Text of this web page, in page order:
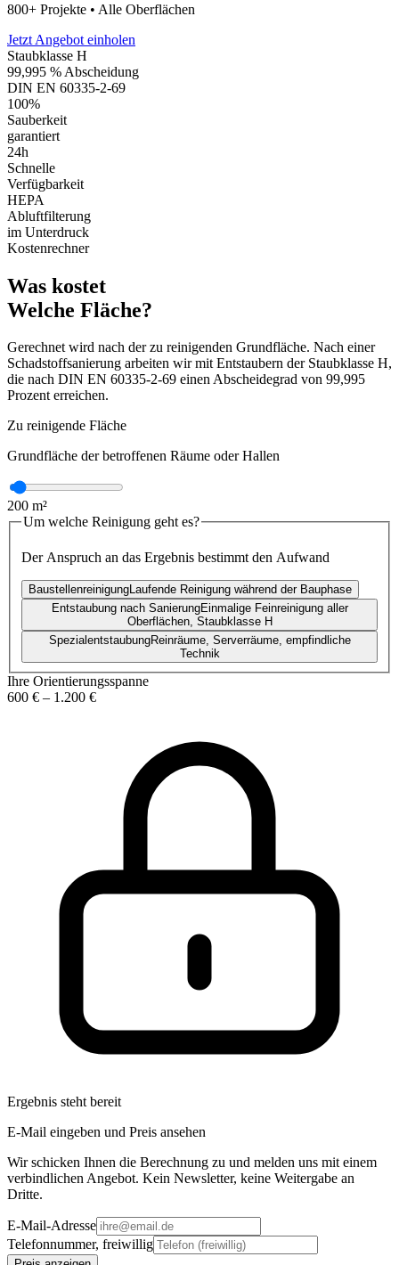
800+ Projekte • Alle Oberflächen
Jetzt Angebot einholen
Staubklasse H
99,995 % Abscheidung
DIN EN 60335-2-69
100%
Sauberkeit
garantiert
24h
Schnelle
Verfügbarkeit
HEPA
Abluftfilterung
im Unterdruck
Kostenrechner
Was kostet
Welche Fläche?
Gerechnet wird nach der zu reinigenden Grundfläche. Nach einer
Schadstoffsanierung arbeiten wir mit Entstaubern der Staubklasse H,
die nach DIN EN 60335-2-69 einen Abscheidegrad von 99,995
Prozent erreichen.
Zu reinigende Fläche
Grundfläche der betroffenen Räume oder Hallen
200 m²
Um welche Reinigung geht es?
Der Anspruch an das Ergebnis bestimmt den Aufwand
BaustellenreinigungLaufende Reinigung während der Bauphase
Entstaubung nach SanierungEinmalige Feinreinigung aller
Oberflächen, Staubklasse H
SpezialentstaubungReinräume, Serverräume, empfindliche
Technik
Ihre Orientierungsspanne
600 € – 1.200 €
Ergebnis steht bereit
E-Mail eingeben und Preis ansehen
Wir schicken Ihnen die Berechnung zu und melden uns mit einem
verbindlichen Angebot. Kein Newsletter, keine Weitergabe an
Dritte.
E-Mail-Adresse
Telefonnummer, freiwillig